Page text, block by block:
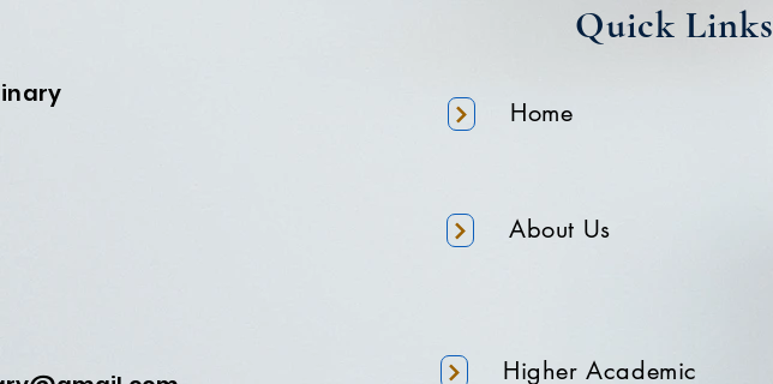
Quick Links
Home
About Us
Higher Academic